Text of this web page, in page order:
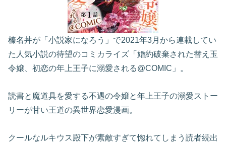
榛名丼が「小説家になろう」で2021年3月から連載してい
た人気小説の待望のコミカライズ「婚約破棄された替え玉
令嬢、初恋の年上王子に溺愛される@COMIC」。
読書と魔道具を愛する不遇の令嬢と年上王子の溺愛ストー
リーが甘い王道の異世界恋愛漫画。
クールなルキウス殿下が素敵すぎて惚れてしまう読者続出